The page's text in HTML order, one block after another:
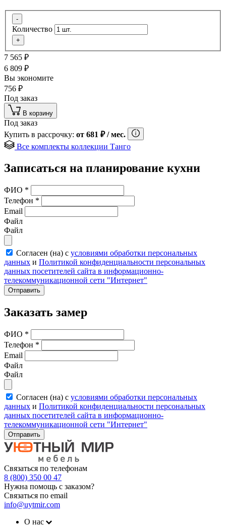
-
Количество
+
7 565 ₽
6 809 ₽
Вы экономите
756 ₽
Под заказ
В корзину
Под заказ
Купить в рассрочку: от 681 ₽/ мес.
Все комплекты коллекции Танго
Записаться на планирование кухни
ФИО *
Телефон *
Email
Файл
Файл
Согласен (на) с условиями обработки персональных
данных и Политикой конфиденциальности персональных
данных посетителей сайта в информационно-
телекоммуникационной сети "Интернет"
Отправить
Заказать замер
ФИО *
Телефон *
Email
Файл
Файл
Согласен (на) с условиями обработки персональных
данных и Политикой конфиденциальности персональных
данных посетителей сайта в информационно-
телекоммуникационной сети "Интернет"
Отправить
Связаться по телефонам
8 (800) 350 00 47
Нужна помощь с заказом?
Связаться по email
info@uytmir.com
О нас